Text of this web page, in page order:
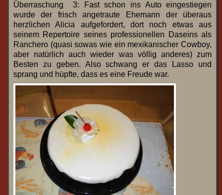
Überraschung 3: Fast schon ins Auto eingestiegen
wurde der frisch angetraute Ehemann der überaus
herzlichen Alicia aufgefordert, dort noch etwas aus
seinem Repertoire seines professionellen Daseins als
Ranchero (quasi sowas wie ein mexikanischer Cowboy,
aber natürlich auch wieder was völlig anderes) zum
Besten zu geben. Also schwang er das Lasso und
sprang und hüpfte, dass es eine Freude war.